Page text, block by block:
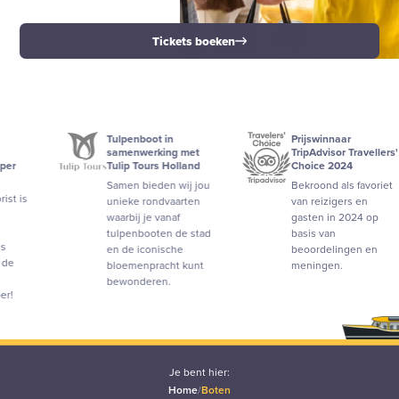
Tickets boeken
Tulpenboot in
samenwerking met
Tulip Tours Holland
Samen bieden wij jou
unieke rondvaarten
tulpenbooten de stad
en de iconische
bloemenpracht kunt
Prijswinnaar
TripAdvisor Travellers'
Choice 2024
Bekroond als favoriet
van reizigers en
gasten in 2024 op
beoordelingen en
Je bent hier:
Home/Boten